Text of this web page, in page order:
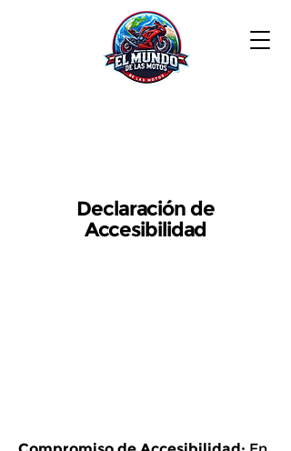
Declaración de
Accesibilidad